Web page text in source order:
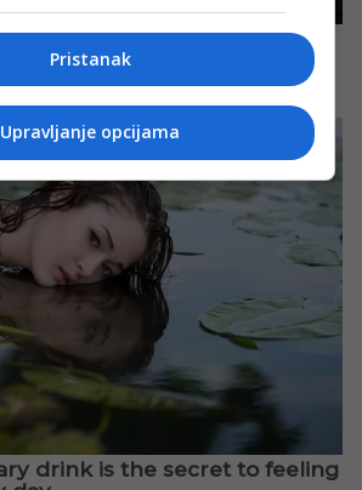
Pristanak
Upravljanje opcijama